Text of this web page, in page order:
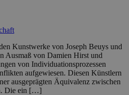
Kunstwerke von Joseph Beuys und
Ausmaß von Damien Hirst und
von Individuationsprozessen
aufgewiesen. Diesen Künstlern
ausgeprägten Äquivalenz zwischen
Die ein […]